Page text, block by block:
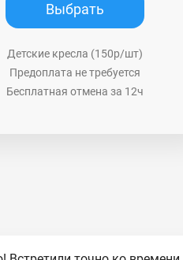
Выбрать
Детские кресла (150р/шт)
Предоплата не требуется
Бесплатная отмена за 12ч